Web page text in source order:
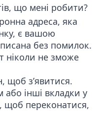
що мені робити?
адреса, яка
є вашою
без помилок.
ніколи не зможе
щоб з’явитися.
або інші вкладки у
щоб переконатися,